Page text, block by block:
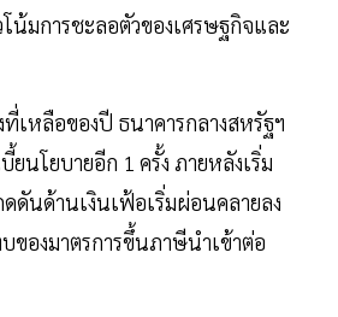
น้มการชะลอตัวของเศรษฐกิจและ
ที่เหลือของปี ธนาคารกลางสหรัฐฯ
ยนโยบายอีก 1 ครั้ง ภายหลังเริ่ม
นด้านเงินเฟ้อเริ่มผ่อนคลายลง
ของมาตรการขึ้นภาษีนำเข้าต่อ